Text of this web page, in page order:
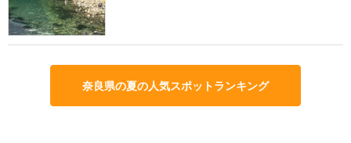
奈良県の夏の人気スポットランキング